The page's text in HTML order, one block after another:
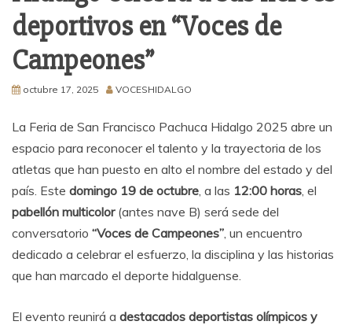
deportivos en “Voces de
Campeones”
octubre 17, 2025 VOCESHIDALGO
La Feria de San Francisco Pachuca Hidalgo 2025 abre un
espacio para reconocer el talento y la trayectoria de los
atletas que han puesto en alto el nombre del estado y del
país. Este domingo 19 de octubre , a las 12:00 horas , el
pabellón multicolor(antes nave B) será sede del
conversatorio “Voces de Campeones” , un encuentro
dedicado a celebrar el esfuerzo, la disciplina y las historias
que han marcado el deporte hidalguense.
El evento reunirá a destacados deportistas olímpicos y